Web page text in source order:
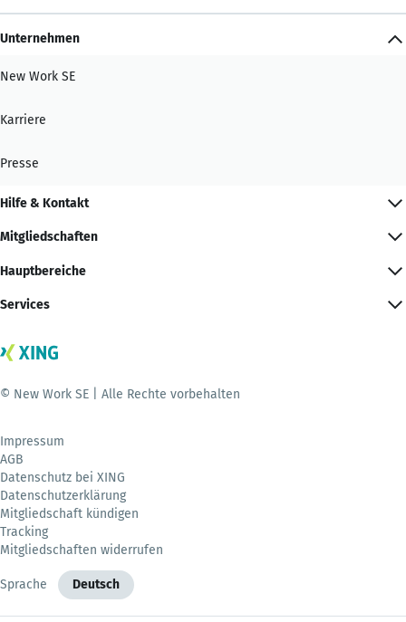
Unternehmen
New Work SE
Karriere
Presse
Hilfe & Kontakt
Mitgliedschaften
Hauptbereiche
Services
© New Work SE | Alle Rechte vorbehalten
Impressum
AGB
Datenschutz bei XING
Datenschutzerklärung
Mitgliedschaft kündigen
Tracking
Mitgliedschaften widerrufen
Sprache Deutsch